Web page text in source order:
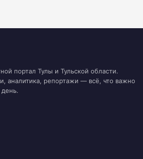
портал Тулы и Тульской области.
аналитика, репортажи — всё, что важно